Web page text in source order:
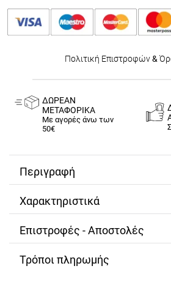
Πολιτική Επιστροφών&
ΔΩΡΕΑΝ
ΜΕΤΑΦΟΡΙΚΑ
Με αγορές άνω των
50€
Περιγραφή
Χαρακτηριστικά
Επιστροφές - Αποστολές
Τρόποι πληρωμής